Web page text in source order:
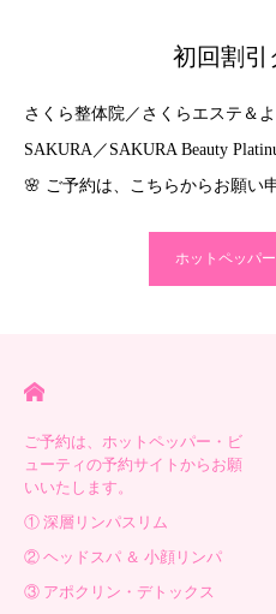
初回割引
さくら整体院／さくらエステ＆
SAKURA／SAKURA Beauty
🌸 ご予約は、こちらからお願い
ホットペッパ
ご予約は、ホットペッパー・ビ
ューティの予約サイトからお願
いいたします。
① 深層リンパスリム
② ヘッドスパ ＆ 小顔リンパ
③ アポクリン・デトックス